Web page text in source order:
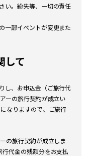
い。紛失等、一切の責任
一部イベントが変更また
して
し、お申込金（ご旅行代
ーの旅行契約が成立い
なりますので、ご旅行
の旅行契約が成立しま
代金の残額分をお支払